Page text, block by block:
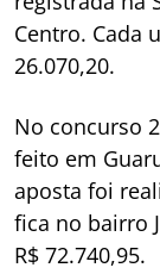
Centro. Cada
26.070,20.
No concurso
feito em
aposta foi
fica no bairro
R$ 72.740,95.